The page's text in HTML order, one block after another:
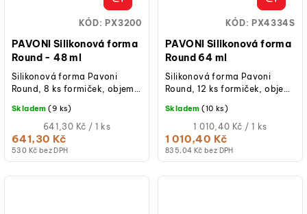
PAVONI Silikonová forma
Round - 48 ml
530 Kč bez DPH
641,30 Kč
Měrná
cena:
641,30 Kč / 1 ks
Skladem (9 ks)
Silikonová forma Pavoni
Round, 8 ks formiček, objem
60 × 20 mm, potravinářský
platinový...
KÓD:PX3200
PAVONI Silikonová forma
Round 64 ml
835,04 Kč bez DPH
1 010,40 Kč
Měrná
cena:
1 010,40 Kč / 1 ks
Skladem (10 ks)
Silikonová forma Pavoni
Round, 12 ks formiček, objem
formičky - Ø 74 × 15 mm,
potravinářský...
KÓD:PX4334S